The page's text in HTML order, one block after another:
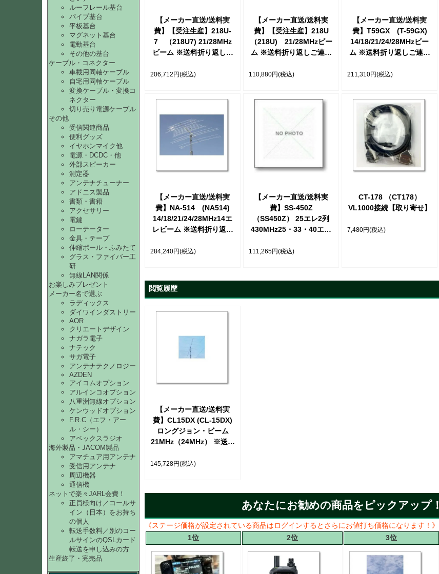
ルーフレール基台
パイプ基台
平板基台
マグネット基台
電動基台
その他の基台
ケーブル・コネクター
車載用同軸ケーブル
自宅用同軸ケーブル
変換ケーブル・変換コ
ネクター
切り売り電源ケーブル
その他
受信関連商品
便利グッズ
イヤホンマイク他
電源・DCDC・他
外部スピーカー
測定器
アンテナチューナー
アドニス製品
書類・書籍
アクセサリー
電鍵
ローテーター
金具・テープ
伸縮ポール・ふみたて
グラス・ファイバー工
研
無線LAN関係
お楽しみプレゼント
メーカー名で選ぶ
ラディックス
ダイワインダストリー
AOR
クリエートデザイン
ナガラ電子
ナテック
サガ電子
アンテナテクノロジー
AZDEN
アイコムオプション
アルインコオプション
八重洲無線オプション
ケンウッドオプション
F.R.C（エフ・アー
ル・シー）
アペックスラジオ
海外製品・JACOM製品
アマチュア用アンテナ
受信用アンテナ
周辺機器
通信機
ネットで楽々JARL会費！
正員様向け／コールサ
イン（日本）をお持ち
の個人
転送手数料／別のコー
ルサインのQSLカード
転送を申し込みの方
生産終了・完売品
【メーカー直送/送料実
費】【受注生産】218U-
7 （218U7) 21/28MHz
ビーム ※送料折り返しご
月以内に発送可能】
206,712円(税込)
【メーカー直送/送料実
費】【受注生産】218U
（218U) 21/28MHzビー
ム ※送料折り返しご連絡
内に発送可能】
110,880円(税込)
【メーカー直送/送料実
費】T59GX (T-59GX)
14/18/21/24/28MHzビー
ム ※送料折り返しご連絡
211,310円(税込)
【メーカー直送/送料実
費】NA-514 (NA514)
14/18/21/24/28MHz14エ
レビーム ※送料折り返し
せ】
284,240円(税込)
【メーカー直送/送料実
費】SS-450Z
（SS450Z） 25エレ2列
430MHz25・33・40エレ
連絡致します【取り寄
111,265円(税込)
CT-178 （CT178）
VL1000接続【取り寄せ】
7,480円(税込)
閲覧履歴
【メーカー直送/送料実
費】CL15DX (CL-15DX)
ロングジョン・ビーム
21MHz（24MHz） ※送料
【取り寄せ】
145,728円(税込)
あなたにお勧めの商品をピックアップ！
《ステージ価格が設定されている商品はログインするとさらにお値打ち価格になります！》
1位
2位 3位